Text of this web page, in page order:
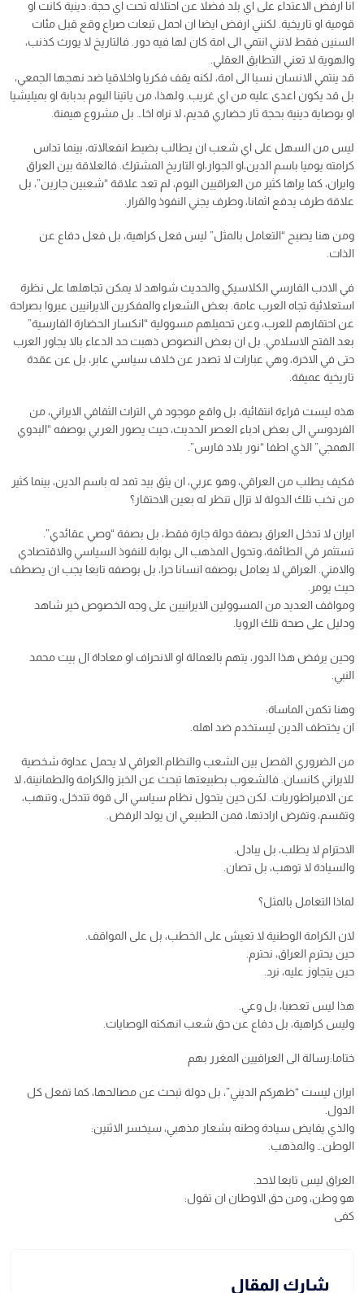
انا ارفض الاعتداء على اي بلد فضلا عن احتلاله تحت اي حجة: دينية كانت او
قومية او تاريخية. لكنني ارفض ايضا ان احمل تبعات صراع وقع قبل مئات
السنين فقط لانني انتمي الى امة كان لها فيه دور. فالتاريخ لا يورث كذنب،
والهوية لا تعني التطابق العقلي.
قد ينتمي الانسان نسبا الى امة، لكنه يقف فكريا واخلاقيا ضد نهجها الجمعي،
بل قد يكون اعدى عليه من اي غريب. ولهذا، من ياتينا اليوم بدبابة او بميليشيا
او بوصاية دينية بحجة ثار حضاري قديم، لا نراه اخا… بل مشروع هيمنة.
ليس من السهل على اي شعب ان يطالب بضبط انفعالاته، بينما تداس
كرامته يوميا باسم الدين،او الجوار،او التاريخ المشترك. فالعلاقة بين العراق
وايران، كما يراها كثير من العراقيين اليوم، لم تعد علاقة “شعبين جارين”، بل
علاقة طرف يدفع اثمانا، وطرف يجني النفوذ والقرار.
ومن هنا يصبح “التعامل بالمثل” ليس فعل كراهية، بل فعل دفاع عن
الذات.
في الادب الفارسي الكلاسيكي والحديث شواهد لا يمكن تجاهلها على نظرة
استعلائية تجاه العرب عامة. بعض الشعراء والمفكرين الايرانيين عبروا بصراحة
عن احتقارهم للعرب، وعن تحميلهم مسوولية “انكسار الحضارة الفارسية”
بعد الفتح الاسلامي. بل ان بعض النصوص ذهبت حد الدعاء بالا يجاور العرب
حتى في الاخرة، وهي عبارات لا تصدر عن خلاف سياسي عابر، بل عن عقدة
تاريخية عميقة.
هذه ليست قراءة انتقائية، بل واقع موجود في التراث الثقافي الايراني، من
الفردوسي الى بعض ادباء العصر الحديث، حيث يصور العربي بوصفه “البدوي
الهمجي” الذي اطفا “نور بلاد فارس”.
فكيف يطلب من العراقي، وهو عربي، ان يثق بيد تمد له باسم الدين، بينما كثير
من نخب تلك الدولة لا تزال تنظر له بعين الاحتقار؟
ايران لا تدخل العراق بصفة دولة جارة فقط، بل بصفة “وصي عقائدي”.
تستثمر في الطائفة، وتحول المذهب الى بوابة للنفوذ السياسي والاقتصادي
والامني. العراقي لا يعامل بوصفه انسانا حرا، بل بوصفه تابعا يجب ان يصطف
حيث يومر.
ومواقف العديد من المسوولين الايرانيين على وجه الخصوص خير شاهد
ودليل على صحة تلك الرويا.
وحين يرفض هذا الدور، يتهم بالعمالة او الانحراف او معاداة ال بيت محمد
النبي.
وهنا تكمن الماساة:
ان يختطف الدين ليستخدم ضد اهله.
من الضروري الفصل بين الشعب والنظام.العراقي لا يحمل عداوة شخصية
للايراني كانسان. فالشعوب بطبيعتها تبحث عن الخبز والكرامة والطمانينة، لا
عن الامبراطوريات. لكن حين يتحول نظام سياسي الى قوة تتدخل، وتنهب،
وتقسم، وتفرض ارادتها، فمن الطبيعي ان يولد الرفض.
الاحترام لا يطلب، بل يبادل.
والسيادة لا توهب، بل تصان.
لماذا التعامل بالمثل؟
لان الكرامة الوطنية لا تعيش على الخطب، بل على المواقف.
حين يحترم العراق، نحترم.
حين يتجاوز عليه، نرد.
هذا ليس تعصبا، بل وعي.
وليس كراهية، بل دفاع عن حق شعب انهكته الوصايات.
ختاما:رسالة الى العراقيين المغرر بهم
ايران ليست “ظهركم الديني”، بل دولة تبحث عن مصالحها، كما تفعل كل
الدول.
والذي يقايض سيادة وطنه بشعار مذهبي، سيخسر الاثنين:
الوطن… والمذهب.
العراق ليس تابعا لاحد.
هو وطن، ومن حق الاوطان ان تقول:
كفى
شارك المقال